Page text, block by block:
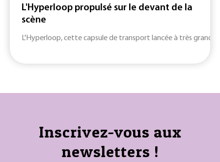
L'Hyperloop propulsé sur le devant de la
scène
L'Hyperloop, cette capsule de transport lancée à très grande
Inscrivez-vous aux
newsletters !